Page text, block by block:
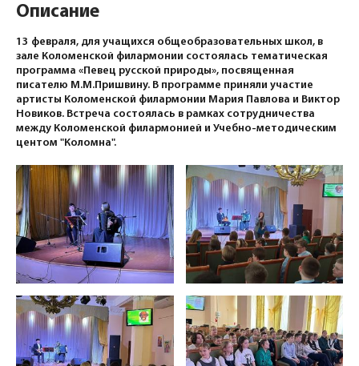
Описание
13 февраля, для учащихся общеобразовательных школ, в
зале Коломенской филармонии состоялась тематическая
программа «Певец русской природы», посвященная
писателю М.М.Пришвину. В программе приняли участие
артисты Коломенской филармонии Мария Павлова и Виктор
Новиков. Встреча состоялась в рамках сотрудничества
между Коломенской филармонией и Учебно-методическим
центом "Коломна".